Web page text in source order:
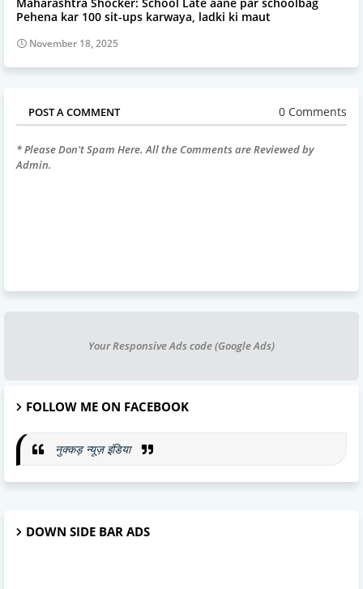
Pehena kar 100 sit-ups karwaya, ladki ki maut
November 18, 2025
POST A COMMENT 0 Comments
* Please Don't Spam Here. All the Comments are Reviewed by
Admin.
Your Responsive Ads code (Google Ads)
FOLLOW ME ON FACEBOOK
नुक्कड़ न्यूज़ इंडिया
DOWN SIDE BAR ADS